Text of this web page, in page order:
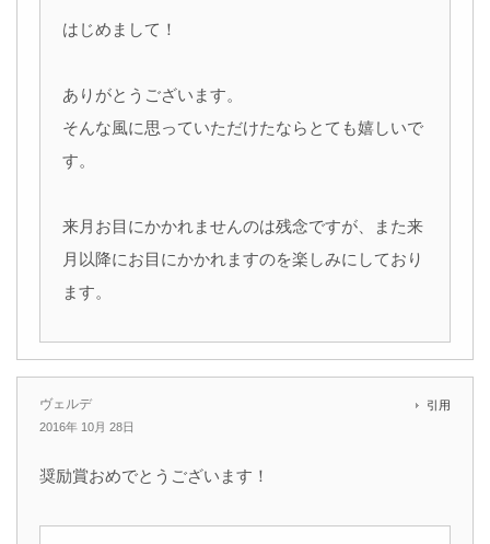
はじめまして！
ありがとうございます。
そんな風に思っていただけたならとても嬉しいで
す。
来月お目にかかれませんのは残念ですが、また来
月以降にお目にかかれますのを楽しみにしており
ます。
ヴェルデ
2016年 10月 28日
引用
奨励賞おめでとうございます！